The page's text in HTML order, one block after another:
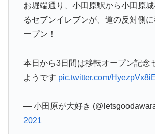
お堀端通り、小田原駅から小田原
るセブンイレブンが、道の反対側
ープン！
本日から3日間は移転オープン記念
ようです pic.twitter.com/
— 小田原が大好き
2021